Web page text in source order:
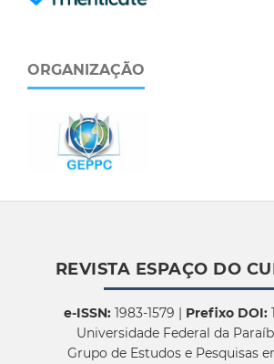
ORGANIZAÇÃO
REVISTA ESPAÇO DO
e-ISSN:1983-1579 | Prefixo DOI:
Universidade Federal da
Grupo de Estudos e Pesquisas